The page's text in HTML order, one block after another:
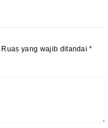
Ruas yang wajib ditandai*